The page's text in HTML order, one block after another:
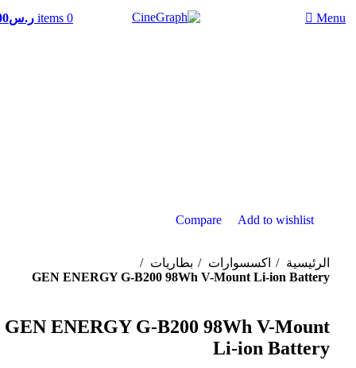
Menu
0
items ر.س
Add to wishlist
Compare
الرئيسية اكسسوارات
بطاريات
GEN ENERGY G-B200 98Wh V-Mount Li-ion Battery
GEN ENERGY G-B200 98Wh V-Mount
Li-ion Battery